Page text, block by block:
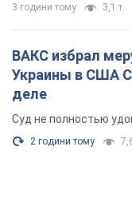
3 години тому 3,1 т.
ВАКС избрал
Украины в США
деле
Суд не полностью
2 години тому